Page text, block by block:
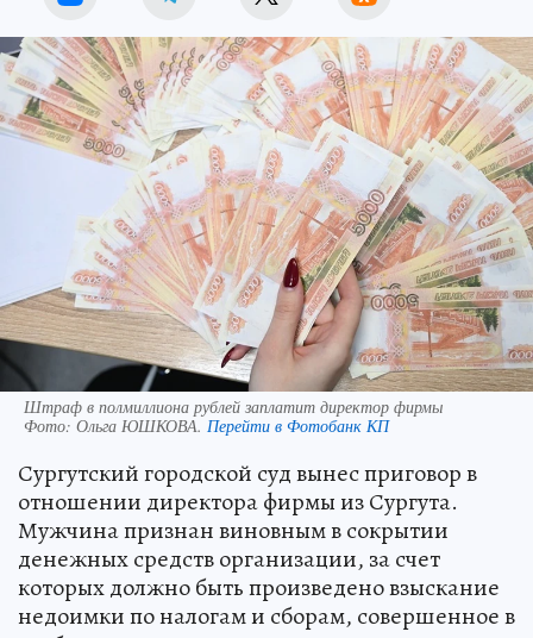
Штраф в полмиллиона рублей заплатит директор фирмы
Фото: Ольга ЮШКОВА. Перейти в Фотобанк КП
Сургутский городской суд вынес приговор в
отношении директора фирмы из Сургута.
Мужчина признан виновным в сокрытии
денежных средств организации, за счет
которых должно быть произведено взыскание
недоимки по налогам и сборам, совершенное в